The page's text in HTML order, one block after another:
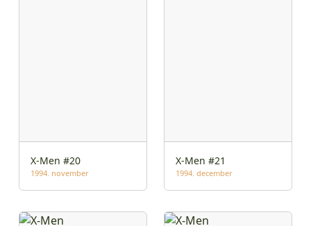
X-Men #20
1994. november
X-Men #21
1994. december